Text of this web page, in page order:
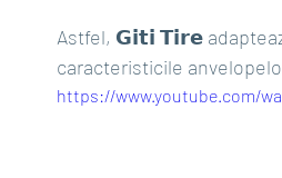
Astfel, 𝗚𝗶𝘁𝗶 𝗧𝗶𝗿𝗲
caracteristicile
https://www.youtube.com/